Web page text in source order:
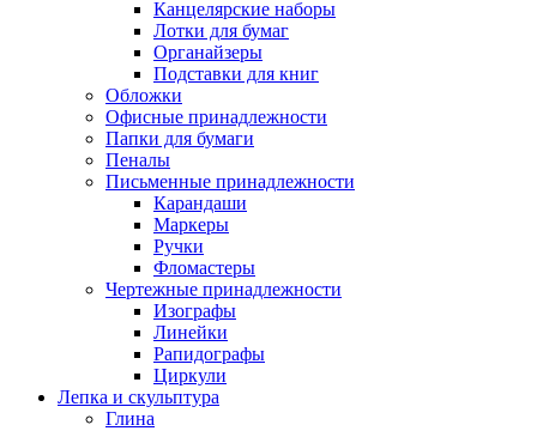
Канцелярские наборы
Лотки для бумаг
Органайзеры
Подставки для книг
Обложки
Офисные принадлежности
Папки для бумаги
Пеналы
Письменные принадлежности
Карандаши
Маркеры
Ручки
Фломастеры
Чертежные принадлежности
Изографы
Линейки
Рапидографы
Циркули
Лепка и скульптура
Глина